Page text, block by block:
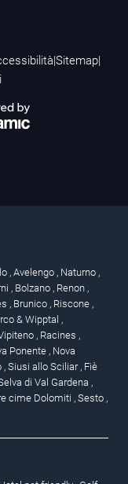
|Sitemap|
, Avelengo , Naturno ,
, Bolzano , Renon ,
, Brunico , Riscone ,
& Wipptal ,
, Racines ,
Ponente , Nova
, Siusi allo Sciliar , Fiè
di Val Gardena ,
cime Dolomiti , Sesto ,